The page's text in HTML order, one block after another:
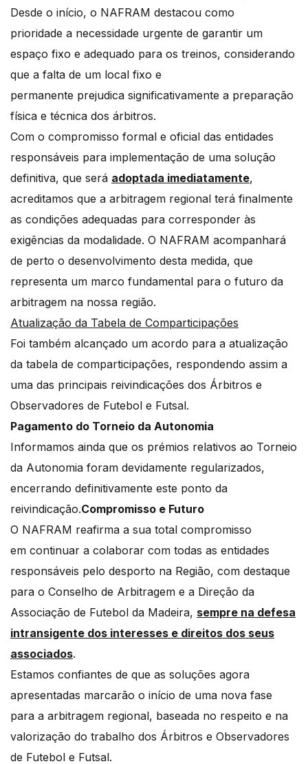
Desde o início, o NAFRAM destacou como
prioridade a necessidade urgente de garantir um
espaço fixo e adequado para os treinos, considerando
que a falta de um local fixo e
permanente prejudica significativamente a preparação
física e técnica dos árbitros.
Com o compromisso formal e oficial das entidades
responsáveis para implementação de uma solução
definitiva, que será adoptada imediatamente,
acreditamos que a arbitragem regional terá finalmente
as condições adequadas para corresponder às
exigências da modalidade. O NAFRAM acompanhará
de perto o desenvolvimento desta medida, que
representa um marco fundamental para o futuro da
arbitragem na nossa região.
Atualização da Tabela de Comparticipações
Foi também alcançado um acordo para a atualização
da tabela de comparticipações, respondendo assim a
uma das principais reivindicações dos Árbitros e
Observadores de Futebol e Futsal.
Pagamento do Torneio da Autonomia
Informamos ainda que os prémios relativos ao Torneio
da Autonomia foram devidamente regularizados,
encerrando definitivamente este ponto da
reivindicação.Compromisso e Futuro
O NAFRAM reafirma a sua total compromisso
em continuar a colaborar com todas as entidades
responsáveis pelo desporto na Região, com destaque
para o Conselho de Arbitragem e a Direção da
Associação de Futebol da Madeira, sempre na defesa
intransigente dos interesses e direitos dos seus
associados.
Estamos confiantes de que as soluções agora
apresentadas marcarão o início de uma nova fase
para a arbitragem regional, baseada no respeito e na
valorização do trabalho dos Árbitros e Observadores
de Futebol e Futsal.